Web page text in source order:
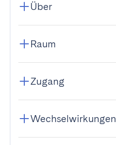
Über
Raum
Zugang
Wechselwirkungen